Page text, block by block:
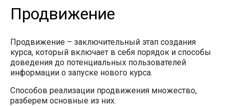
Продвижение
Продвижение – заключительный этап создания
курса, который включает в себя порядок и способы
доведения до потенциальных пользователей
информации о запуске нового курса.
Способов реализации продвижения множество,
разберем основные из них.